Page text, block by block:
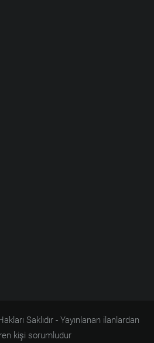
Saklıdır - Yayınlanan ilanlardan
kişi sorumludur